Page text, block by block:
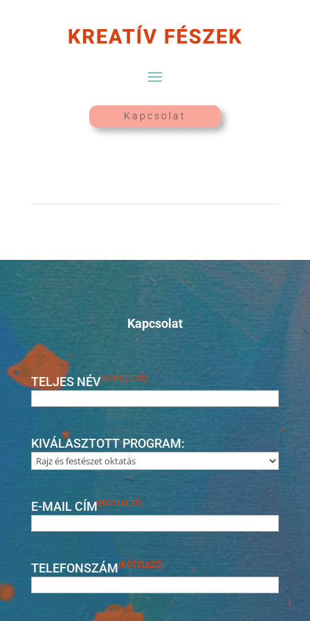
Kapcsolat
Kapcsolat
TELJES NÉV(KÖTELEZŐ)
KIVÁLASZTOTT PROGRAM:
E-MAIL CÍM(KÖTELEZŐ)
TELEFONSZÁM(KÖTELEZŐ)